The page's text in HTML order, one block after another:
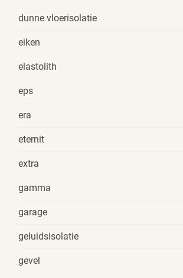
dunne vloerisolatie
eiken
elastolith
eps
era
eternit
extra
gamma
garage
geluidsisolatie
gevel